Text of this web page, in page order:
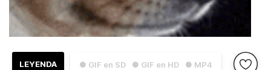
● GIF en SD ● GIF en HD ● MP4
LEYENDA